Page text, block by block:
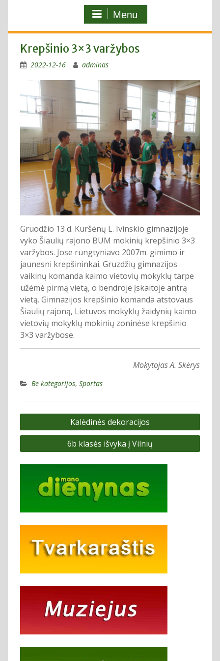
Menu
Krepšinio 3×3 varžybos
2022-12-16 adminas
Gruodžio 13 d. Kuršėnų L. Ivinskio gimnazijoje
vyko Šiaulių rajono BUM mokinių krepšinio 3×3
varžybos. Jose rungtyniavo 2007m. gimimo ir
jaunesni krepšininkai. Gruzdžių gimnazijos
vaikinų komanda kaimo vietovių mokyklų tarpe
užėmė pirmą vietą, o bendroje įskaitoje antrą
vietą. Gimnazijos krepšinio komanda atstovaus
Šiaulių rajoną, Lietuvos mokyklų žaidynių kaimo
vietovių mokyklų mokinių zoninėse krepšinio
3×3 varžybose.
Mokytojas A. Skėrys
Be kategorijos, Sportas
Navigacija
tarp
Kalėdinės dekoracijos
6b klasės išvyka į Vilnių